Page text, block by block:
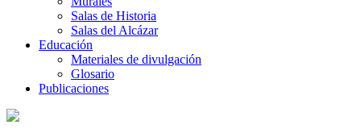
Salas de Historia
Salas del Alcázar
Educación
Materiales de divulgación
Glosario
Publicaciones